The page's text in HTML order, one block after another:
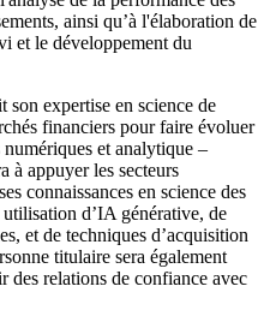
ainsi qu’à l'élaboration de
et le développement du
expertise en science de
financiers pour faire évoluer
et analytique –
à appuyer les secteurs
connaissances en science des
d’IA générative, de
et de techniques d’acquisition
titulaire sera également
des relations de confiance avec